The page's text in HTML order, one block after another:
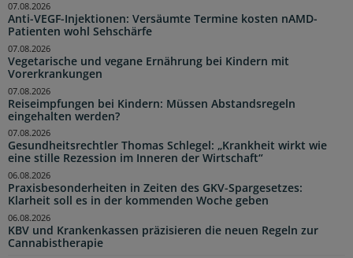
Anti-VEGF-Injektionen: Versäumte Termine kosten nAMD-
Patienten wohl Sehschärfe
07.08.2026
Vegetarische und vegane Ernährung bei Kindern mit
Vorerkrankungen
07.08.2026
Reiseimpfungen bei Kindern: Müssen Abstandsregeln
eingehalten werden?
07.08.2026
Gesundheitsrechtler Thomas Schlegel: „Krankheit wirkt wie
eine stille Rezession im Inneren der Wirtschaft“
07.08.2026
Praxisbesonderheiten in Zeiten des GKV-Spargesetzes:
Klarheit soll es in der kommenden Woche geben
06.08.2026
KBV und Krankenkassen präzisieren die neuen Regeln zur
Cannabistherapie
06.08.2026